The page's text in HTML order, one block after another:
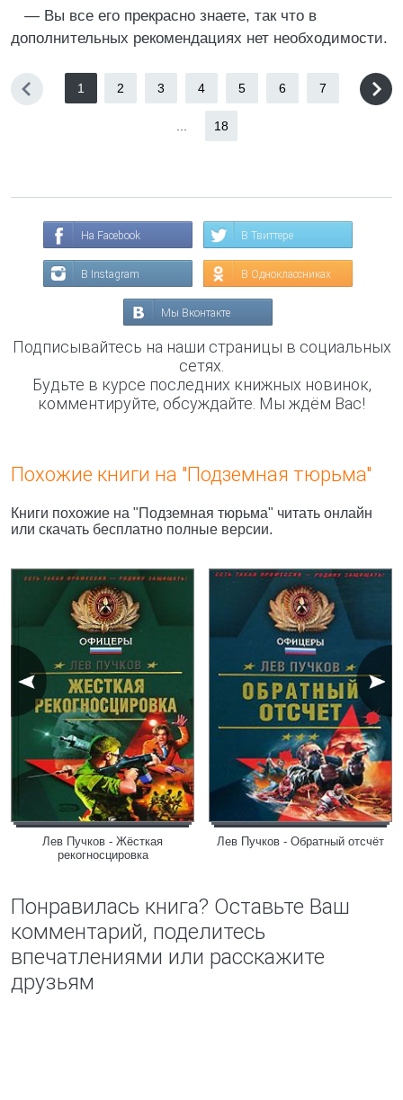
— Вы все его прекрасно знаете, так что в
дополнительных рекомендациях нет необходимости.
1 2 3 4 5 6 7
18
На Facebook В Твиттере
В Instagram В Одноклассниках
Мы Вконтакте
Подписывайтесь на наши страницы в социальных
сетях.
Будьте в курсе последних книжных новинок,
комментируйте, обсуждайте. Мы ждём Вас!
Похожие книги на "Подземная тюрьма"
Книги похожие на "Подземная тюрьма" читать онлайн
или скачать бесплатно полные версии.
Лев Пучков - Жёсткая
рекогносцировка
Лев Пучков - Обратный отсчёт
Понравилась книга? Оставьте Ваш
комментарий, поделитесь
впечатлениями или расскажите
друзьям